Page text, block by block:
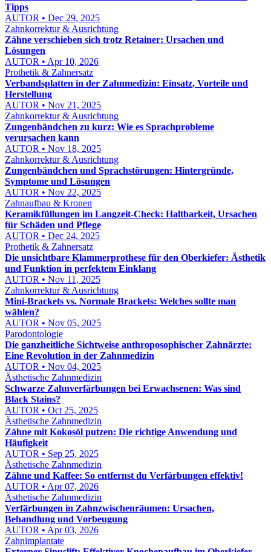
Tipps
AUTOR • Dec 29, 2025
Zahnkorrektur & Ausrichtung
Zähne verschieben sich trotz Retainer: Ursachen und
Lösungen
AUTOR • Apr 10, 2026
Prothetik & Zahnersatz
Verbandsplatten in der Zahnmedizin: Einsatz, Vorteile und
Herstellung
AUTOR • Nov 21, 2025
Zahnkorrektur & Ausrichtung
Zungenbändchen zu kurz: Wie es Sprachprobleme
verursachen kann
AUTOR • Nov 18, 2025
Zahnkorrektur & Ausrichtung
Zungenbändchen und Sprachstörungen: Hintergründe,
Symptome und Lösungen
AUTOR • Nov 22, 2025
Zahnaufbau & Kronen
Keramikfüllungen im Langzeit-Check: Haltbarkeit, Ursachen
für Schäden und Pflege
AUTOR • Dec 24, 2025
Prothetik & Zahnersatz
Die unsichtbare Klammerprothese für den Oberkiefer: Ästhetik
und Funktion in perfektem Einklang
AUTOR • Nov 11, 2025
Zahnkorrektur & Ausrichtung
Mini-Brackets vs. Normale Brackets: Welches sollte man
wählen?
AUTOR • Nov 05, 2025
Parodontologie
Die ganzheitliche Sichtweise anthroposophischer Zahnärzte:
Eine Revolution in der Zahnmedizin
AUTOR • Nov 04, 2025
Ästhetische Zahnmedizin
Schwarze Zahnverfärbungen bei Erwachsenen: Was sind
Black Stains?
AUTOR • Oct 25, 2025
Ästhetische Zahnmedizin
Zähne mit Kokosöl putzen: Die richtige Anwendung und
Häufigkeit
AUTOR • Sep 25, 2025
Ästhetische Zahnmedizin
Zähne und Kaffee: So entfernst du Verfärbungen effektiv!
AUTOR • Apr 07, 2026
Ästhetische Zahnmedizin
Verfärbungen in Zahnzwischenräumen: Ursachen,
Behandlung und Vorbeugung
AUTOR • Apr 03, 2026
Zahnimplantate